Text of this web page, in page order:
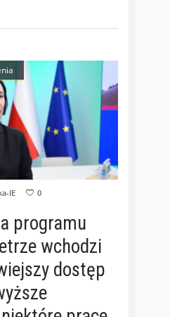
IE 0
programu
wchodzi
dostęp